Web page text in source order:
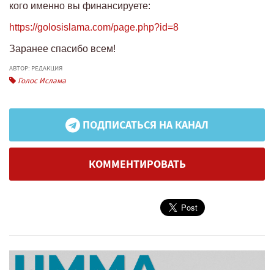
кого именно вы финансируете:
https://golosislama.com/page.php?id=8
Заранее спасибо всем!
АВТОР: РЕДАКЦИЯ
Голос Ислама
ПОДПИСАТЬСЯ НА КАНАЛ
КОММЕНТИРОВАТЬ